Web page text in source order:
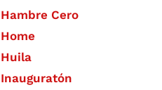
Hambre Cero
Home
Huila
Inauguratón